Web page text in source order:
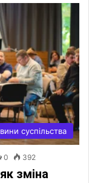
суспільства
0 392
зміна